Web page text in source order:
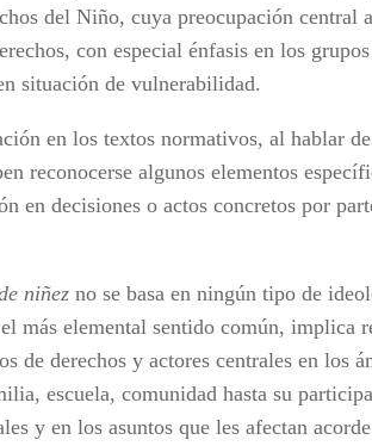
del Niño, cuya preocupación central
con especial énfasis en los
situación de vulnerabilidad.
en los textos normativos, al hablar de
reconocerse algunos elementos
en decisiones o actos concretos por
niñez no se basa en ningún tipo de
más elemental sentido común, implica
de derechos y actores centrales en los
escuela, comunidad hasta su
y en los asuntos que les afectan